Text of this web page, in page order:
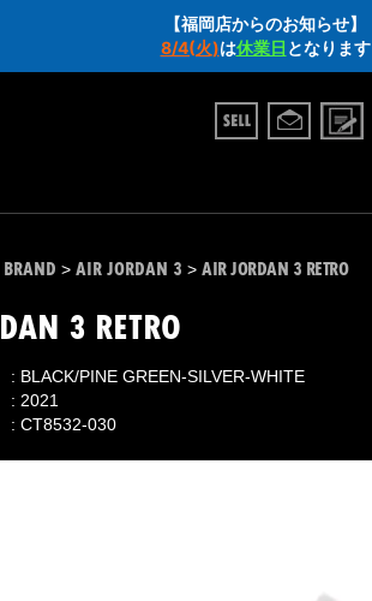
【福岡店からのお知らせ】
8/4(火)は休業日 となります
> AIR JORDAN 3 > AIR JORDAN 3 RETRO
3 RETRO
BLACK/PINE GREEN-SILVER-WHITE
2021
CT8532-030